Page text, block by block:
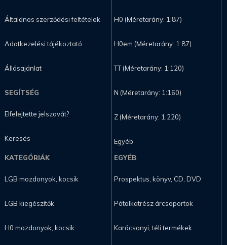
Általános szerződési feltételek
Adatkezelési tájékoztató
Állásajánlat
SEGÍTSÉG
Elfelejtette jelszavát?
Keresés
H0 (Méretarány: 1:87)
H0em (Méretarány: 1:87)
TT (Méretarány: 1:120)
N (Méretarány: 1:160)
Z (Méretarány: 1:220)
Egyéb
KATEGÓRIÁK
LGB mozdonyok, kocsik
LGB kiegészítők
H0 mozdonyok, kocsik
EGYÉB
Prospektus, könyv, CD, DVD
Pótalkatrész árcsoportok
Karácsonyi, téli termékek